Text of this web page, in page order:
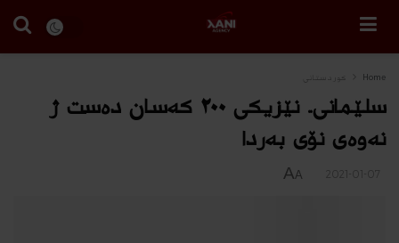
Home كوردستانى
سلێمانى.. نێزیكى ٢٠٠ كه‌سان ده‌ست ژ
نه‌وه‌ى نۆى به‌ردا
A
A